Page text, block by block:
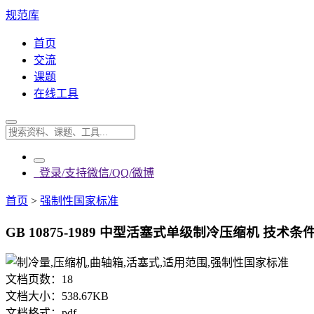
规范库
首页
交流
课题
在线工具
登录/支持微信/QQ/微博
首页 > 强制性国家标准
GB 10875-1989 中型活塞式单级制冷压缩机 技术条
文档页数： 18
文档大小： 538.67KB